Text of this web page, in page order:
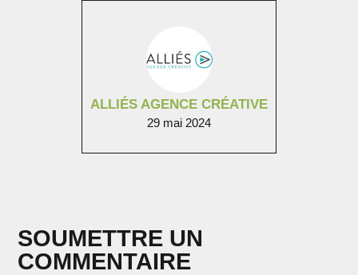
ALLIÉS AGENCE CRÉATIVE
29 mai 2024
SOUMETTRE UN
COMMENTAIRE